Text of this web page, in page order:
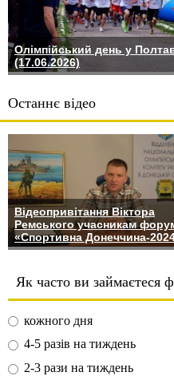
Олімпійський день у
(17.06.2026)
Останнє відео
Відеопривітання Віктора
Ремського учасникам
«Спортивна Донеччина-
Як часто ви займаєтеся
кожного дня
4-5 разів на тиждень
2-3 рази на тиждень